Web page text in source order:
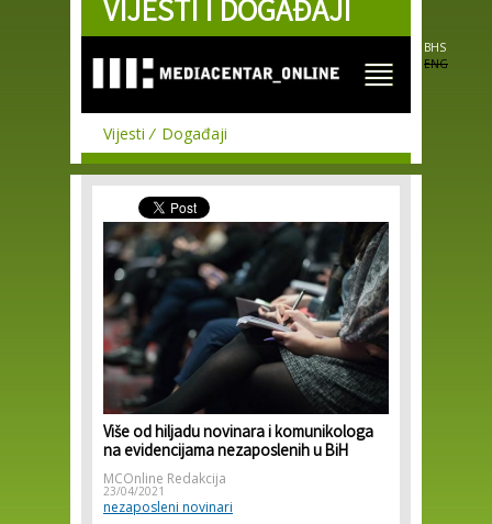
Skip to
main
VIJESTI I DOGAĐAJI
BHS
ENG
Vijesti Događaji
Više od hiljadu novinara i komunikologa
na evidencijama nezaposlenih u BiH
MCOnline Redakcija
23/04/2021
nezaposleni novinari